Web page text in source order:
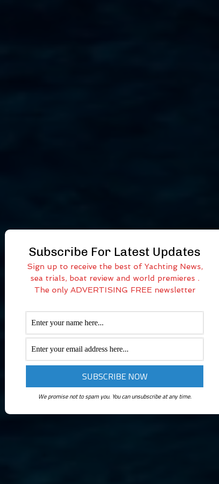
Subscribe For Latest Updates
Sign up to receive the best of Yachting News,
sea trials, boat review and world premieres .
The only ADVERTISING FREE newsletter
We promise not to spam you. You can unsubscribe at any time.